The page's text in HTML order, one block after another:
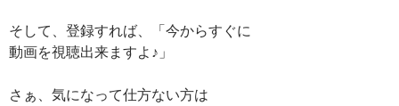
そして、登録すれば、「今からすぐに
動画を視聴出来ますよ♪」
さぁ、気になって仕方ない方は